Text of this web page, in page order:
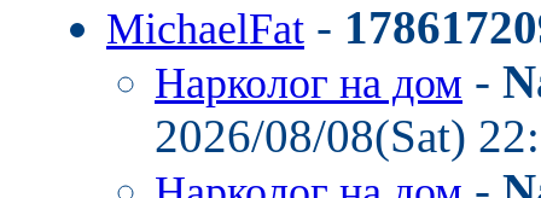
MichaelFat -
Нарколог на дом -
2026/08/08(Sat)